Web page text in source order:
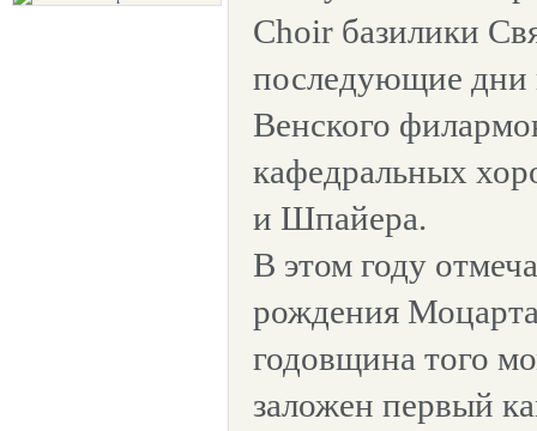
Choir базилики
последующие дни
Венского
кафедральных
и Шпайера.
В этом году
рождения
годовщина того
заложен первый